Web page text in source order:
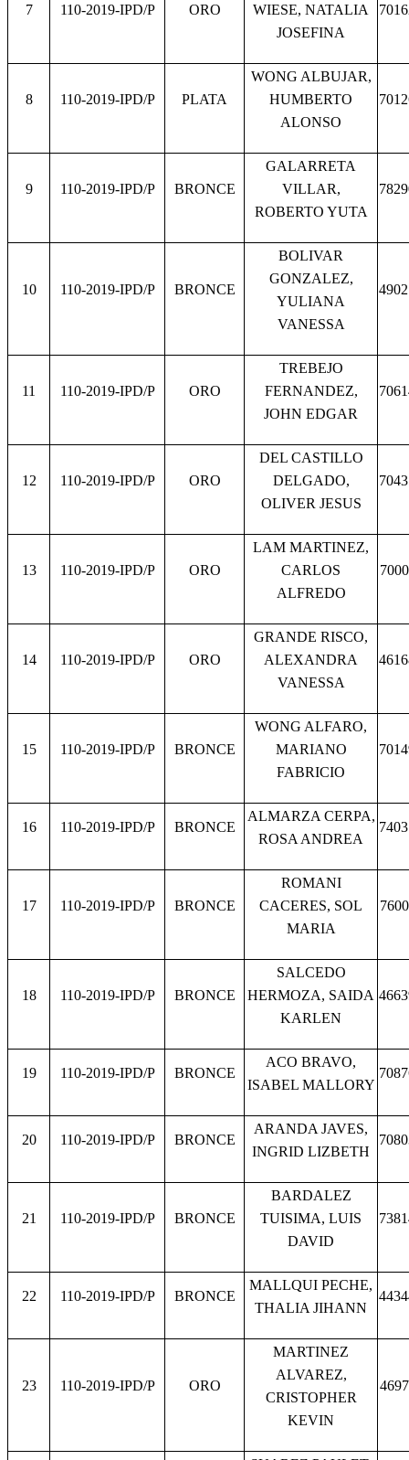
7 110-2019-IPD/P ORO
WIESE, NATALIA
JOSEFINA
8 110-2019-IPD/P PLATA
WONG ALBUJAR,
HUMBERTO
ALONSO
9 110-2019-IPD/P BRONCE
GALARRETA
VILLAR,
ROBERTO YUTA
10 110-2019-IPD/P BRONCE
BOLIVAR
GONZALEZ,
YULIANA
VANESSA
11 110-2019-IPD/P ORO
TREBEJO
FERNANDEZ,
JOHN EDGAR
12 110-2019-IPD/P ORO
DEL CASTILLO
DELGADO,
OLIVER JESUS
13 110-2019-IPD/P ORO
LAM MARTINEZ,
CARLOS
ALFREDO
14 110-2019-IPD/P ORO
GRANDE RISCO,
ALEXANDRA
VANESSA
15 110-2019-IPD/P BRONCE
WONG ALFARO,
MARIANO
FABRICIO
16 110-2019-IPD/P BRONCE
ALMARZA CERPA,
ROSA ANDREA
17 110-2019-IPD/P BRONCE
ROMANI
CACERES, SOL
MARIA
18 110-2019-IPD/P BRONCE
SALCEDO
HERMOZA, SAIDA
KARLEN
19 110-2019-IPD/P BRONCE
ACO BRAVO,
ISABEL MALLORY
20 110-2019-IPD/P BRONCE
ARANDA JAVES,
INGRID LIZBETH
21 110-2019-IPD/P BRONCE
BARDALEZ
TUISIMA, LUIS
DAVID
22 110-2019-IPD/P BRONCE
MALLQUI PECHE,
THALIA JIHANN
23 110-2019-IPD/P ORO
MARTINEZ
ALVAREZ,
CRISTOPHER
KEVIN